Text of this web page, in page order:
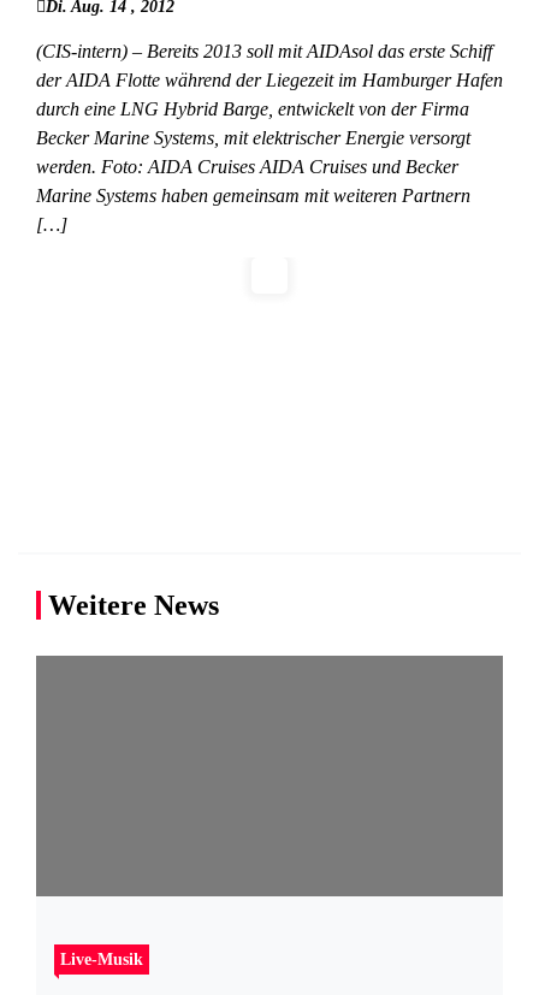
Di. Aug. 14 , 2012
(CIS-intern) – Bereits 2013 soll mit AIDAsol das erste Schiff
der AIDA Flotte während der Liegezeit im Hamburger Hafen
durch eine LNG Hybrid Barge, entwickelt von der Firma
Becker Marine Systems, mit elektrischer Energie versorgt
werden. Foto: AIDA Cruises AIDA Cruises und Becker
Marine Systems haben gemeinsam mit weiteren Partnern
[…]
Weitere News
Live-Musik